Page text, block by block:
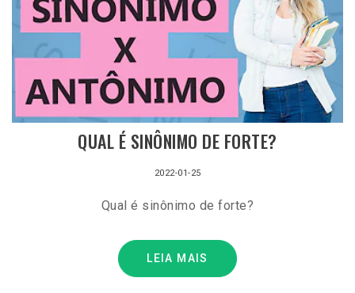
QUAL É SINÔNIMO DE FORTE?
2022-01-25
Qual é sinônimo de forte?
LEIA MAIS